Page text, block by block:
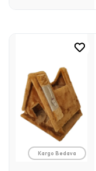
Kargo Bedava